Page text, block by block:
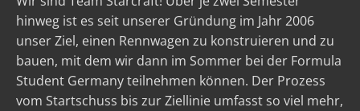
hinweg ist es seit unserer Gründung im Jahr 2006
unser Ziel, einen Rennwagen zu konstruieren und zu
bauen, mit dem wir dann im Sommer bei der Formula
Student Germany teilnehmen können. Der Prozess
vom Startschuss bis zur Ziellinie umfasst so viel mehr,